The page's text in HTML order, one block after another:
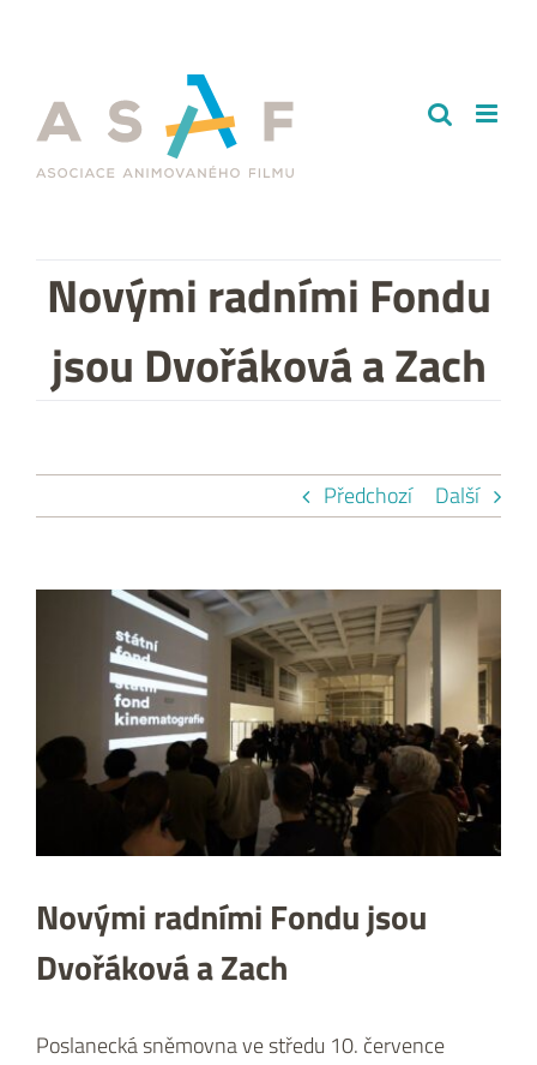
Novými radními Fondu
jsou Dvořáková a Zach
Předchozí Další
Novými radními Fondu jsou
Dvořáková a Zach
Poslanecká sněmovna ve středu 10. července